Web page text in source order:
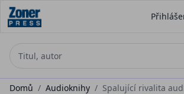
Domů / Audioknihy / Spalující rivalita